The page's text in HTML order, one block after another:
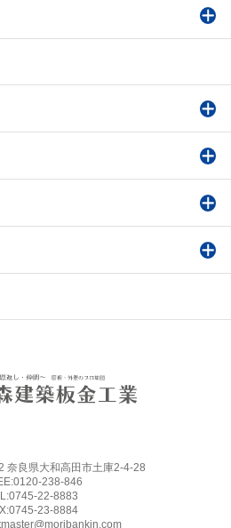
奈良県大和高田市土庫2-4-28
0120-238-846
0745-22-8883
23-8884